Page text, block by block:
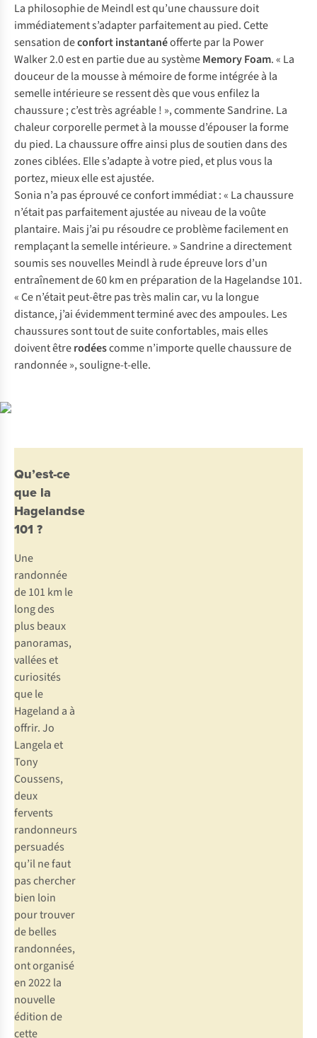
La philosophie de Meindl est qu’une chaussure doit
immédiatement s’adapter parfaitement au pied. Cette
sensation deconfort instantanéofferte par la Power
Walker 2.0 est en partie due au systèmeMemory Foam. « La
douceur de la mousse à mémoire de forme intégrée à la
semelle intérieure se ressent dès que vous enfilez la
chaussure ; c’est très agréable ! », commente Sandrine. La
chaleur corporelle permet à la mousse d’épouser la forme
du pied. La chaussure offre ainsi plus de soutien dans des
zones ciblées. Elle s’adapte à votre pied, et plus vous la
portez, mieux elle est ajustée.
Sonia n’a pas éprouvé ce confort immédiat : « La chaussure
n’était pas parfaitement ajustée au niveau de la voûte
plantaire. Mais j’ai pu résoudre ce problème facilement en
remplaçant la semelle intérieure. » Sandrine a directement
soumis ses nouvelles Meindl à rude épreuve lors d’un
entraînement de 60 km en préparation de la Hagelandse 101.
« Ce n’était peut-être pas très malin car, vu la longue
distance, j’ai évidemment terminé avec des ampoules. Les
chaussures sont tout de suite confortables, mais elles
doivent êtrerodéescomme n’importe quelle chaussure de
randonnée », souligne-t-elle.
Qu’est-ce
que la
Hagelandse
101 ?
Une
randonnée
de 101 km le
long des
plus beaux
panoramas,
vallées et
curiosités
que le
Hageland a à
offrir. Jo
Langela et
Tony
Coussens,
deux
fervents
randonneurs
persuadés
qu’il ne faut
pas chercher
bien loin
pour trouver
de belles
randonnées,
ont organisé
en 2022 la
nouvelle
édition de
cette